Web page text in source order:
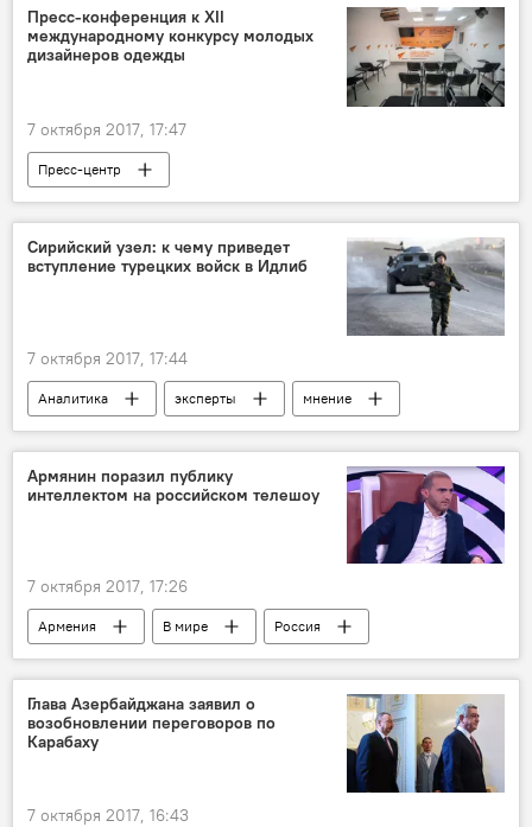
день рождения
Пресс-конференция к XII
международному конкурсу молодых
дизайнеров одежды
7 октября 2017, 17:47
Пресс-центр
Сирийский узел: к чему приведет
вступление турецких войск в Идлиб
7 октября 2017, 17:44
Аналитика эксперты мнение
Армянин поразил публику
интеллектом на российском телешоу
7 октября 2017, 17:26
Армения В мире
Россия
Фрязино
Нарек Геводнян
интеллект
Глава Азербайджана заявил о
возобновлении переговоров по
Карабаху
7 октября 2017, 16:43